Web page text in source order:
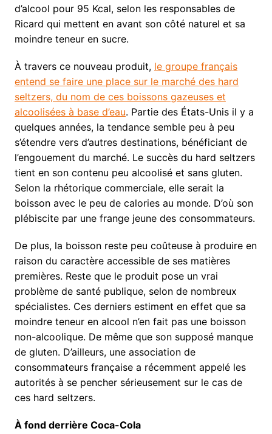
d’alcool pour 95 Kcal, selon les responsables de
Ricard qui mettent en avant son côté naturel et sa
moindre teneur en sucre.
À travers ce nouveau produit, le groupe français
entend se faire une place sur le marché des hard
seltzers, du nom de ces boissons gazeuses et
alcoolisées à base d’eau. Partie des États-Unis il y a
quelques années, la tendance semble peu à peu
s’étendre vers d’autres destinations, bénéficiant de
l’engouement du marché. Le succès du hard seltzers
tient en son contenu peu alcoolisé et sans gluten.
Selon la rhétorique commerciale, elle serait la
boisson avec le peu de calories au monde. D’où son
plébiscite par une frange jeune des consommateurs.
De plus, la boisson reste peu coûteuse à produire en
raison du caractère accessible de ses matières
premières. Reste que le produit pose un vrai
problème de santé publique, selon de nombreux
spécialistes. Ces derniers estiment en effet que sa
moindre teneur en alcool n’en fait pas une boisson
non-alcoolique. De même que son supposé manque
de gluten. D’ailleurs, une association de
consommateurs française a récemment appelé les
autorités à se pencher sérieusement sur le cas de
ces hard seltzers.
À fond derrière Coca-Cola